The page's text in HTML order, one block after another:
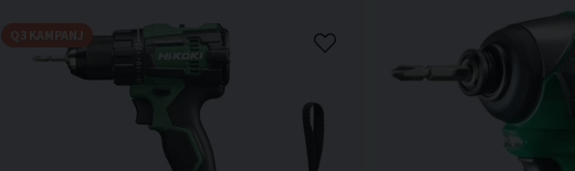
Q3 KAMPANJ